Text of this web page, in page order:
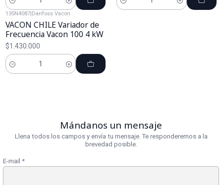
Cantidad Cantidad
135N4087 Danfoss Vacon
VACON CHILE Variador de
Frecuencia Vacon 100 4 kW
$1.430.000
Cantidad
Mándanos un mensaje
Llena todos los campos y envía tu mensaje. Te responderemos a la
brevedad posible.
E-mail *